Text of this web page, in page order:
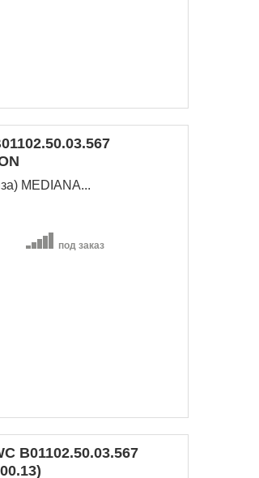
MEDIANA...
под заказ
B01102.50.03.567